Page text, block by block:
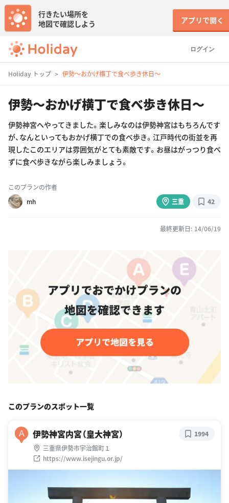
ログイン
行きたい場所を
地図で確認しよう
アプリで開く
Holiday トップ 伊勢〜おかげ横丁で食べ歩き休日〜
伊勢〜おかげ横丁で食べ歩き休日〜
伊勢神宮へやってきました。楽しみなのは伊勢神宮はもちろんです
が、なんといってもおかげ横丁での食べ歩き。江戸時代の街並を再
現したこのエリアは雰囲気がとても素敵です。お昼はがっつり食べ
ずに食べ歩きながら楽しみましょう。
このプランの作者
mh
三重 42
最終更新日: 14/06/19
このプランのスポット一覧
A 伊勢神宮内宮（皇大神宮）
三重県伊勢市宇治館町１
https://www.isejingu.or.jp/
1994